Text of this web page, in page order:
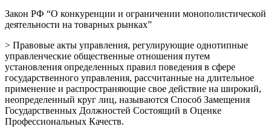
Закон РФ “О конкуренции и ограничении монополистической
деятельности на товарных рынках”
> Правовые акты управления, регулирующие однотипные
управленческие общественные отношения путем
установления определенных правил поведения в сфере
государственного управления, рассчитанные на длительное
применение и распространяющие свое действие на широкий,
неопределенный круг лиц, называются Способ Замещения
Государственных Должностей Состоящий в Оценке
Профессиональных Качеств.